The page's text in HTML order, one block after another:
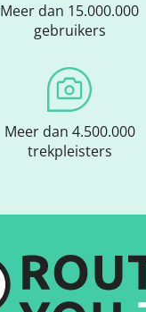
Meer dan 15.000.000
gebruikers
Meer dan 4.500.000
trekpleisters